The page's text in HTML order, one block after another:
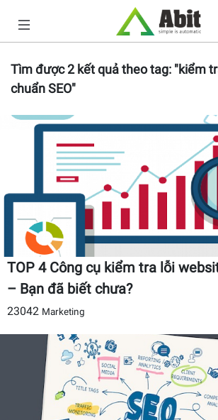
Tìm được2kết quả theo tag: "kiểm
chuẩn SEO"
TOP 4 Công cụ kiểm tra lỗi
– Bạn đã biết chưa?
23042 Marketing